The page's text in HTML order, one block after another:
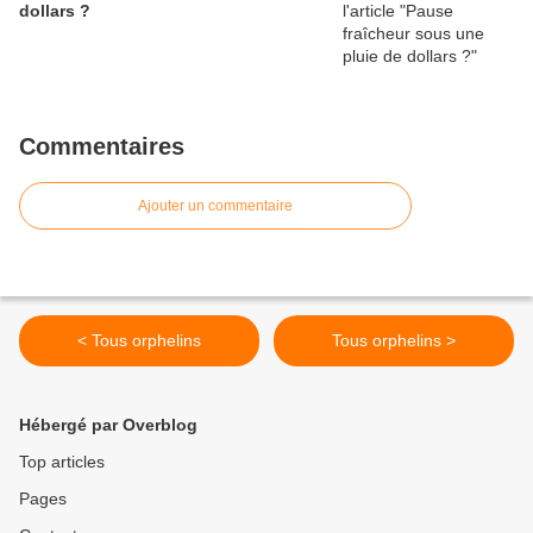
dollars ?
Commentaires
Ajouter un commentaire
< Tous orphelins Tous orphelins >
Hébergé par Overblog
Top articles
Pages